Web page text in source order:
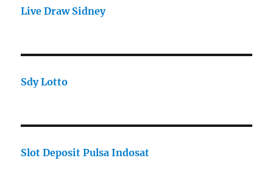
Live Draw Sidney
Sdy Lotto
Slot Deposit Pulsa Indosat